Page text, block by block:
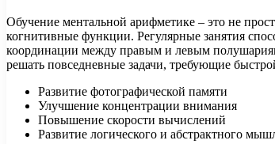
Обучение ментальной арифметике – это не
когнитивные функции. Регулярные занятия
координации между правым и левым
решать повседневные задачи, требующие
Развитие фотографической памяти
Улучшение концентрации внимания
Повышение скорости вычислений
Развитие логического и абстрактного